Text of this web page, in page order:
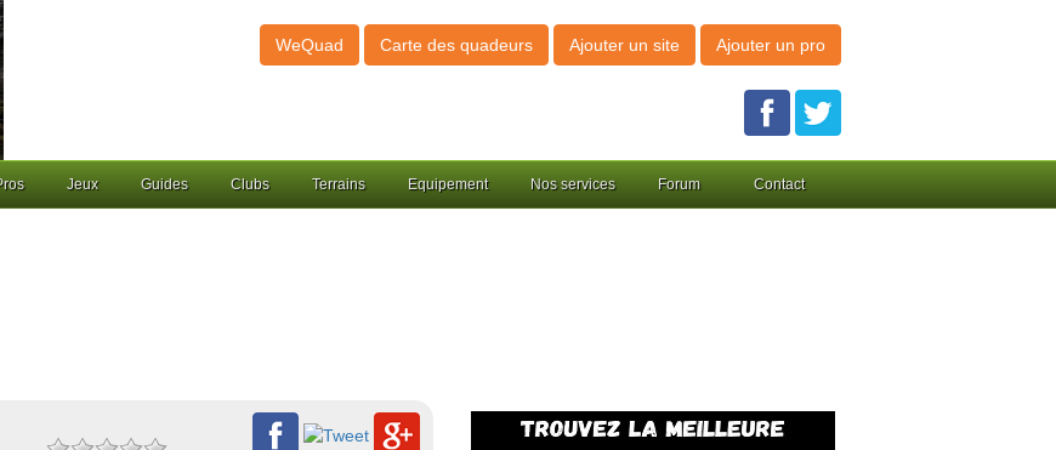
WeQuad Carte des quadeurs Ajouter un site Ajouter un pro
Jeux Guides Clubs Terrains Equipement Nos services Forum Contact